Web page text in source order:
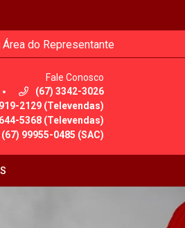
Área do Representante
Fale Conosco
(67) 3342-3026
2129 (Televendas)
5368 (Televendas)
(67) 99955-0485 (SAC)